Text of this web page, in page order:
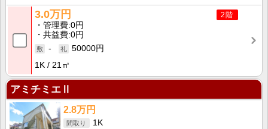
2階
3.0万円
管理費 0円
共益費 0円
-
50000円
1K
21㎡
アミチミエⅡ
2.8万円
1K